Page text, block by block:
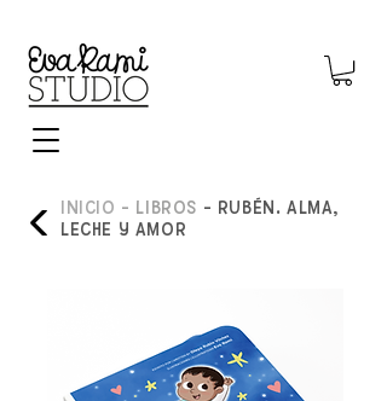
INICIO - LIBROS - RUBÉN. ALMA,
LECHE Y AMOR